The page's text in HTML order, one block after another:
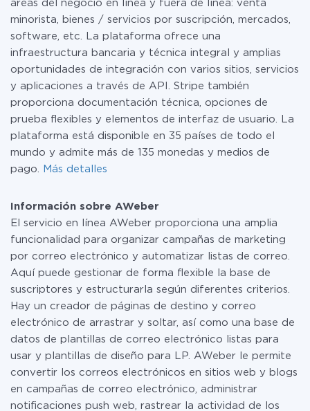
áreas del negocio en línea y fuera de línea: venta
minorista, bienes / servicios por suscripción, mercados,
software, etc. La plataforma ofrece una
infraestructura bancaria y técnica integral y amplias
oportunidades de integración con varios sitios, servicios
y aplicaciones a través de API. Stripe también
proporciona documentación técnica, opciones de
prueba flexibles y elementos de interfaz de usuario. La
plataforma está disponible en 35 países de todo el
mundo y admite más de 135 monedas y medios de
pago.
Más detalles
Información sobre AWeber
El servicio en línea AWeber proporciona una amplia
funcionalidad para organizar campañas de marketing
por correo electrónico y automatizar listas de correo.
Aquí puede gestionar de forma flexible la base de
suscriptores y estructurarla según diferentes criterios.
Hay un creador de páginas de destino y correo
electrónico de arrastrar y soltar, así como una base de
datos de plantillas de correo electrónico listas para
usar y plantillas de diseño para LP. AWeber le permite
convertir los correos electrónicos en sitios web y blogs
en campañas de correo electrónico, administrar
notificaciones push web, rastrear la actividad de los